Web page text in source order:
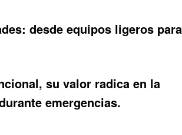
desde equipos ligeros para
su valor radica en la
emergencias.